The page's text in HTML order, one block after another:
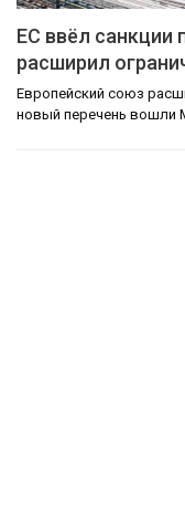
ЕС ввёл санкции
расширил
Европейский союз
новый перечень вошли